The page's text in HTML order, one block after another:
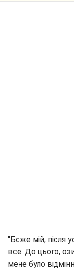
"Боже мій, після
все. До цього,
мене було